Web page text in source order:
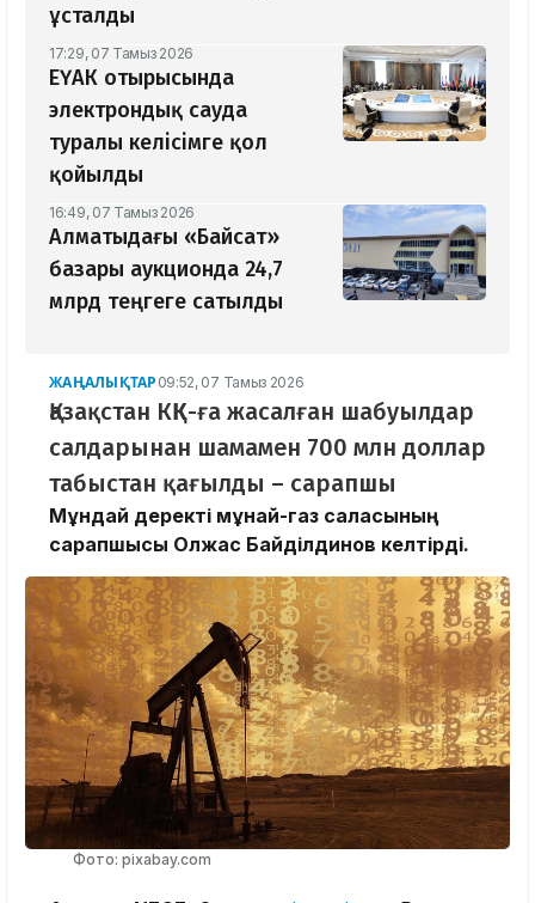
ұсталды
17:29, 07 Тамыз 2026
ЕҮАК отырысында
электрондық сауда
туралы келісімге қол
қойылды
16:49, 07 Тамыз 2026
Алматыдағы «Байсат»
базары аукционда 24,7
млрд теңгеге сатылды
ЖАҢАЛЫҚТАР 09:52, 07 Тамыз 2026
Қазақстан КҚК-ға жасалған шабуылдар
салдарынан шамамен 700 млн доллар
табыстан қағылды – сарапшы
Мұндай деректі мұнай-газ саласының
сарапшысы Олжас Байділдинов келтірді.
Фото: pixabay.com